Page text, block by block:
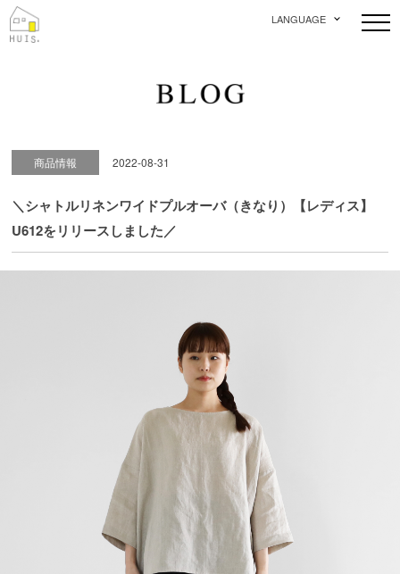
LANGUAGE
商品情報 2022-08-31
＼シャトルリネンワイドプルオーバ（きなり）【レディス】
U612をリリースしました／